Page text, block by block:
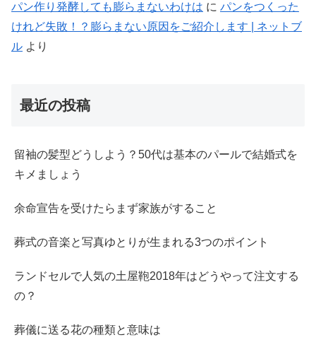
パン作り発酵しても膨らまないわけは に パンをつくった
けれど失敗！？膨らまない原因をご紹介します | ネットブ
ル より
最近の投稿
留袖の髪型どうしよう？50代は基本のパールで結婚式を
キメましょう
余命宣告を受けたらまず家族がすること
葬式の音楽と写真ゆとりが生まれる3つのポイント
ランドセルで人気の土屋鞄2018年はどうやって注文する
の？
葬儀に送る花の種類と意味は